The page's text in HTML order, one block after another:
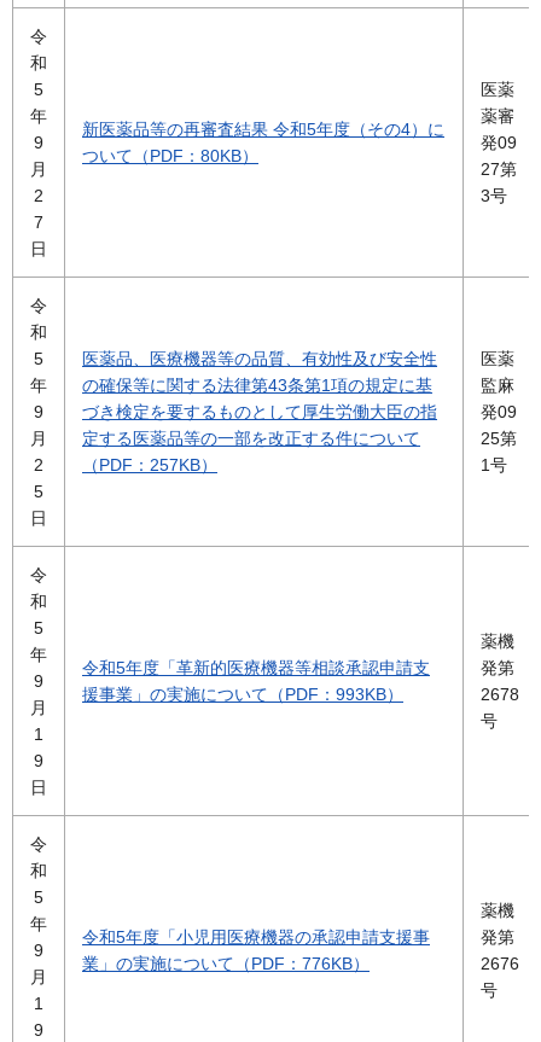
令
和
5
年
9
月
2
7
日
新医薬品等の再審査結果 令和5年度（その4）に
ついて（PDF：80KB）
医薬
薬審
発09
27第
3号
令
和
5
年
9
月
2
5
日
医薬品、医療機器等の品質、有効性及び安全性
の確保等に関する法律第43条第1項の規定に基
づき検定を要するものとして厚生労働大臣の指
定する医薬品等の一部を改正する件について
（PDF：257KB）
医薬
監麻
発09
25第
1号
令
和
5
年
9
月
1
9
日
令和5年度「革新的医療機器等相談承認申請支
援事業」の実施について（PDF：993KB）
薬機
発第
2678
号
令
和
5
年
9
月
1
9
令和5年度「小児用医療機器の承認申請支援事
業」の実施について（PDF：776KB）
薬機
発第
2676
号